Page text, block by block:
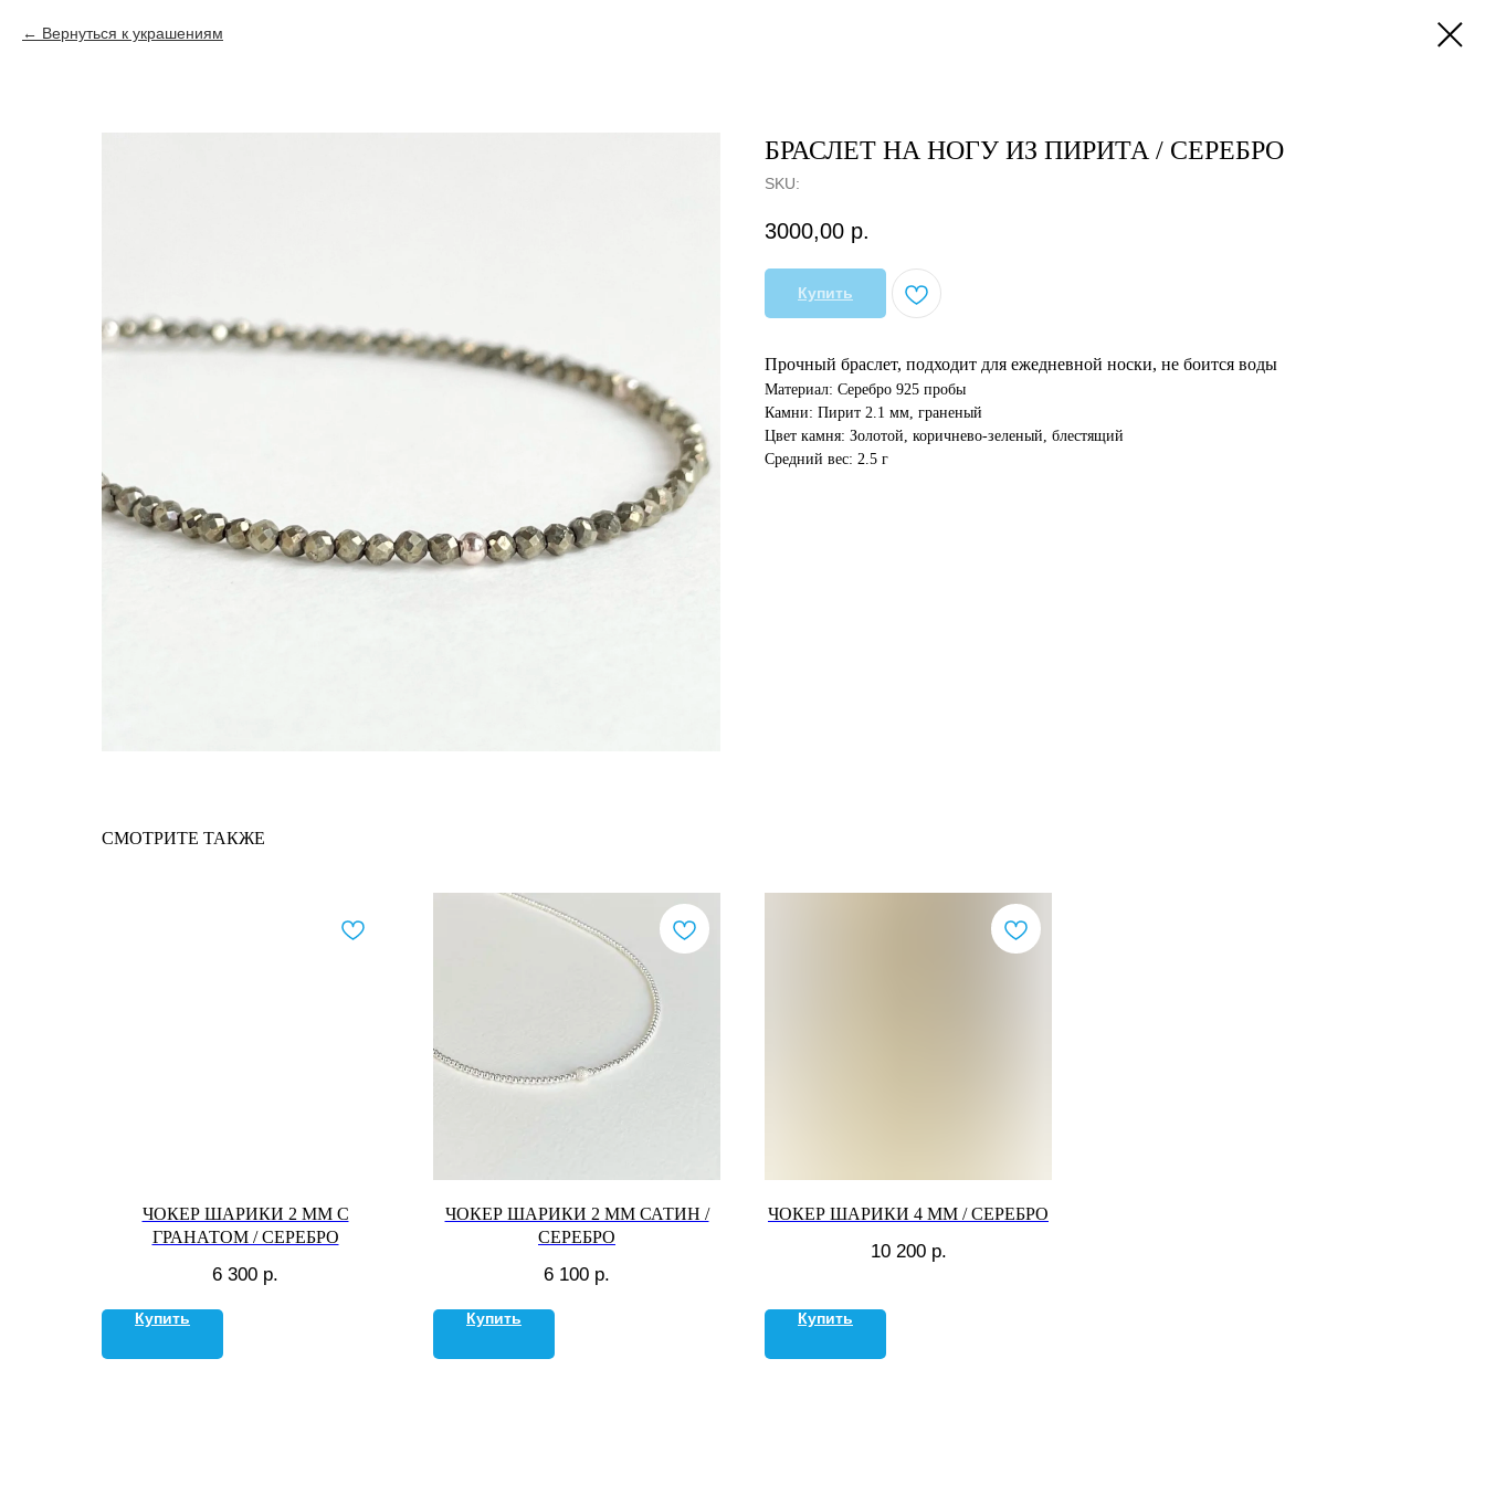
Вернуться к украшениям
БРАСЛЕТ НА НОГУ ИЗ ПИРИТА / СЕРЕБРО
SKU:
3000,00 р.
Купить
Прочный браслет, подходит для ежедневной носки, не боится воды
Материал: Серебро 925 пробы
Камни: Пирит 2.1 мм, граненый
Цвет камня: Золотой, коричнево-зеленый, блестящий
Средний вес: 2.5 г
СМОТРИТЕ ТАКЖЕ
ЧОКЕР ШАРИКИ 2 ММ С
ГРАНАТОМ / СЕРЕБРО
6 300 р.
Купить
ЧОКЕР ШАРИКИ 2 ММ САТИН /
СЕРЕБРО
6 100 р.
Купить
ЧОКЕР ШАРИКИ 4 ММ / СЕРЕБРО
10 200 р.
Купить